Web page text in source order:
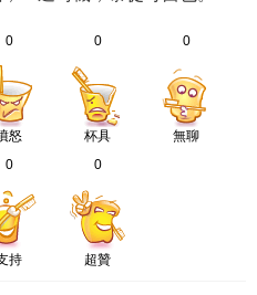
0
怒
0
杯具
0
無聊
0
持
0
超贊